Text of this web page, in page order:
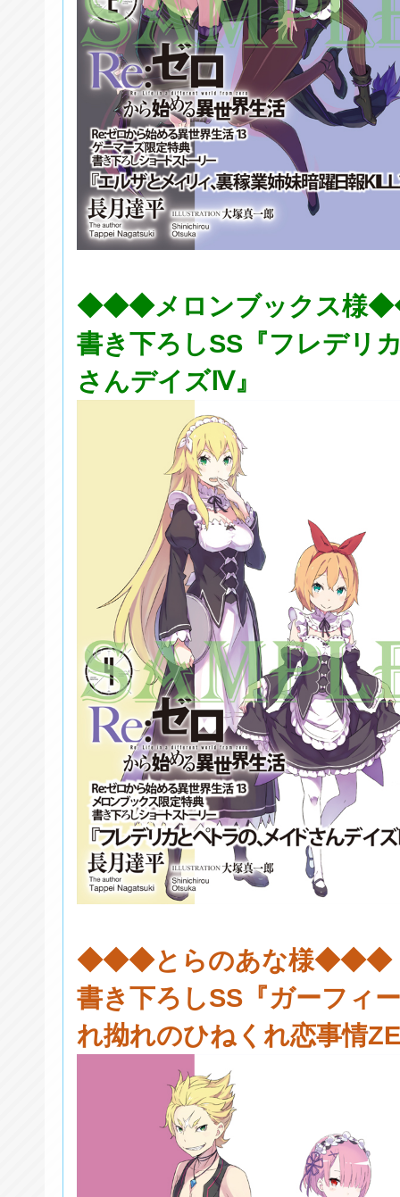
◆◆◆メロンブックス様
書き下ろしSS『フレデリ
さんデイズⅣ』
◆◆◆とらのあな様◆◆◆
書き下ろしSS『ガーフィ
れ拗れのひねくれ恋事情